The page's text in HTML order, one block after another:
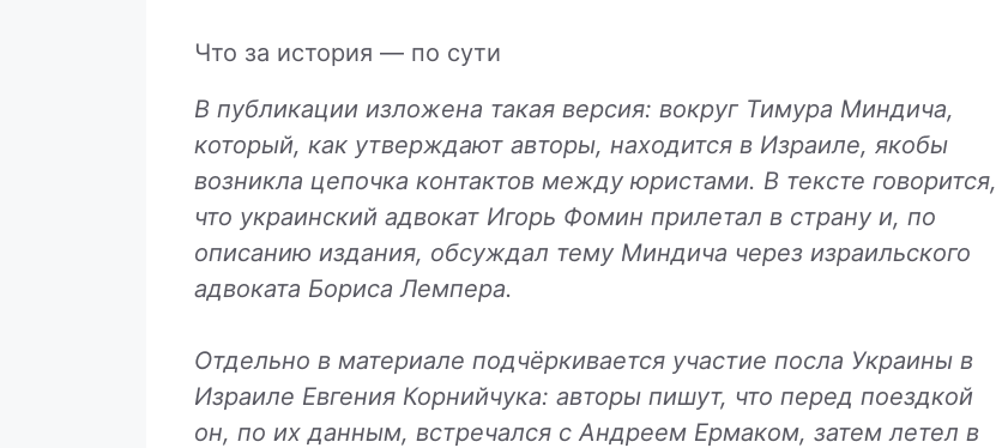
Что за история — по сути
В публикации изложена такая версия: вокруг Тимура Миндича,
который, как утверждают авторы, находится в Израиле, якобы
возникла цепочка контактов между юристами. В тексте говорится,
что украинский адвокат Игорь Фомин прилетал в страну и, по
описанию издания, обсуждал тему Миндича через израильского
адвоката Бориса Лемпера.
Отдельно в материале подчёркивается участие посла Украины в
Израиле Евгения Корнийчука: авторы пишут, что перед поездкой
он, по их данным, встречался с Андреем Ермаком, затем летел в